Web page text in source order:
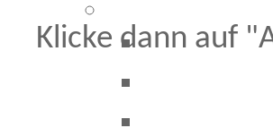
Klicke dann auf